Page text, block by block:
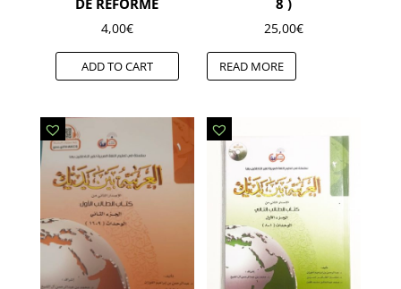
4,00€
ADD TO CART
25,00€
READ MORE